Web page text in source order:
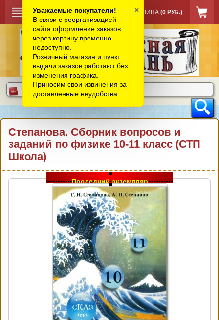
КОРЗИНА (0 РУБ.)
Степанова. Сборник вопросов и
заданий по физике 10-11 класс (СТП
Школа)
Последний экземпляр
Уважаемые покупатели!
В связи с реорганизацией
сайта оформление заказов
через корзину временно
недоступно.
Розничный магазин и пункт
выдачи заказов работают без
изменения графика.
Приносим свои извинения за
доставленные неудобства.
×